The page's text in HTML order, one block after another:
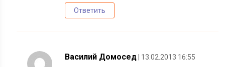
Ответить
Василий Домосед | 13.02.2013 16:55